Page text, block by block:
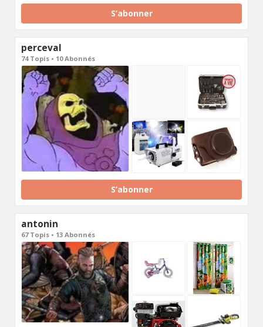
S’abonner
perceval
74 Topis • 10 Abonnés
S’abonner
antonin
67 Topis • 13 Abonnés